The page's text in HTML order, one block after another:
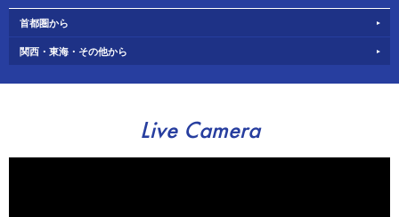
首都圏から
関西・東海・その他から
Live Camera